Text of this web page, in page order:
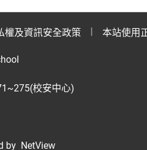
權及資訊安全政策 本站使用
校安中心)
by NetView